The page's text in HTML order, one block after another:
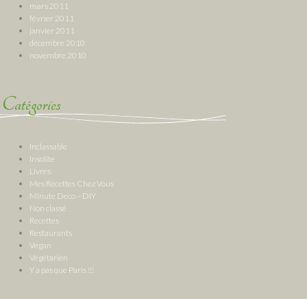
mars 2011
février 2011
janvier 2011
décembre 2010
novembre 2010
Catégories
Inclassable
Insolite
Livres
Mes Recettes Chez Vous
Minute Deco – DIY
Non classé
Recettes
Restaurants
Vegan
Végétarien
Y a pas que Paris !!!